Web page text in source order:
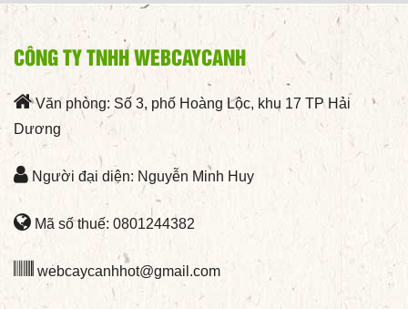
CÔNG TY TNHH WEBCAYCANH
Văn phòng: Số 3, phố Hoàng Lộc, khu 17 TP Hải
Dương
Người đại diện: Nguyễn Minh Huy
Mã số thuế: 0801244382
webcaycanhhot@gmail.com